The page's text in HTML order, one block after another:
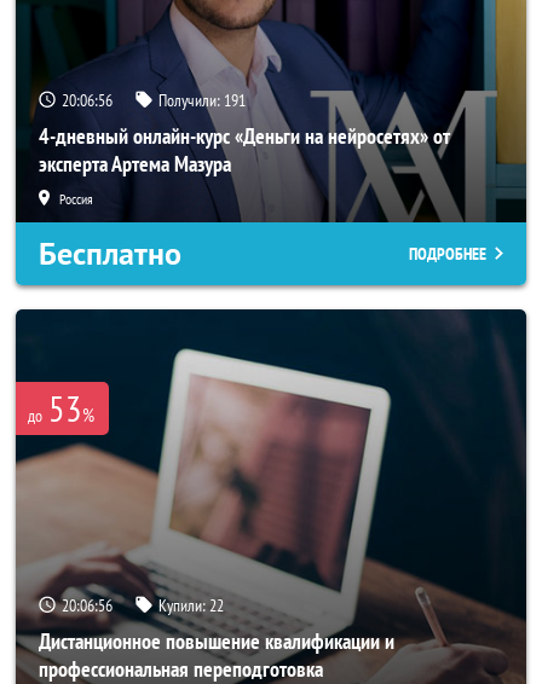
20:06:55 Получили: 191
4-дневный онлайн-курс «Деньги на нейросетях» от
эксперта Артема Мазура
Россия
Бесплатно ПОДРОБНЕЕ
до 53%
20:06:55 Купили:22
Дистанционное повышение квалификации и
профессиональная переподготовка